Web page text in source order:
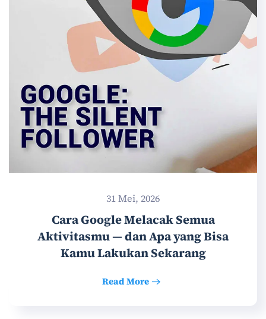
31 Mei, 2026
Cara Google Melacak Semua
Aktivitasmu — dan Apa yang Bisa
Kamu Lakukan Sekarang
Read More